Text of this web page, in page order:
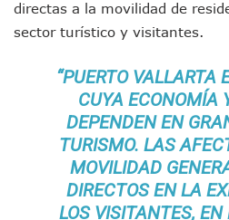
Juan Carlos Castro
Viajar A Puerto
Buscan Reducir
Plantean “Ley Don
Vecinos De La Playita
Asesinan En Oaxaca
Detienen A Cuatro
Yussara Canales
directas a la movilidad de
sector turístico y visitantes.
“PUERTO VALLARTA
CUYA ECONOMÍA
DEPENDEN EN
TURISMO. LAS
MOVILIDAD
DIRECTOS EN LA
LOS VISITANTES, EN